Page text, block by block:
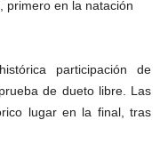
primero en la natación
participación de
de dueto libre. Las
lugar en la final, tras